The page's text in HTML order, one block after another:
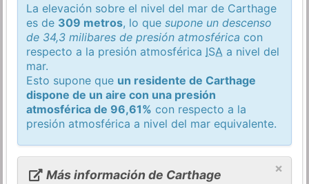
La elevación sobre el nivel del mar de Carthage
es de 309 metros, lo quesupone un descenso
de 34,3 milibares de presión atmosférica con
respecto a la presión atmosférica ISA a nivel del
mar.
Esto supone que un residente de Carthage
dispone de un aire con una presión
atmosférica de 96,61% con respecto a la
presión atmosférica a nivel del mar equivalente.
×
Más información de Carthage